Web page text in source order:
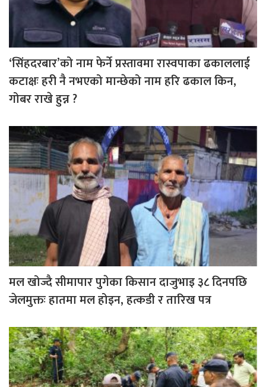
‘सिंहदरबार’को नाम फेर्ने प्रस्तावमा रास्वपाका ढकाललाई
कटाक्षः हरी नै नभएको मान्छेको नाम हरि ढकाल किन,
गोबर राखे हुन्न ?
मल खोज्दै सीमापार पुगेका किसान दाजुभाइ ३८ दिनपछि
जेलमुक्तः हातमा मल होइन, हत्कडी र तारिख पत्र